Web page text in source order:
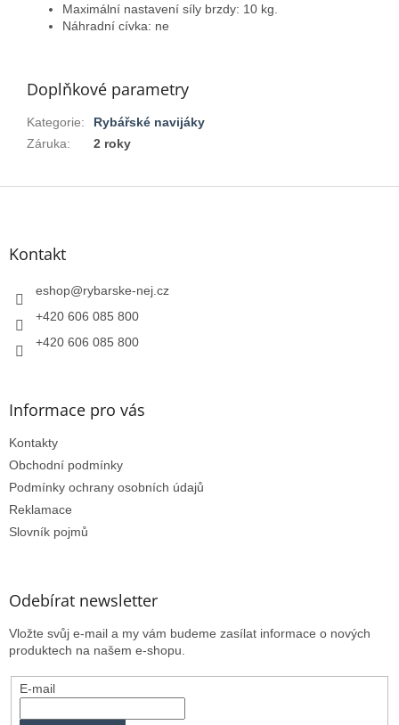
Maximální nastavení síly brzdy: 10 kg.
Náhradní cívka: ne
Doplňkové parametry
Kategorie:
Rybářské navijáky
Záruka: 2 roky
Z
Kontakt
eshop@rybarske-nej.cz
+420 606 085 800
+420 606 085 800
Informace pro vás
Kontakty
Obchodní podmínky
Podmínky ochrany osobních údajů
Reklamace
Slovník pojmů
Odebírat newsletter
Vložte svůj e-mail a my vám budeme zasílat informace o nových
produktech na našem e-shopu.
E-mail